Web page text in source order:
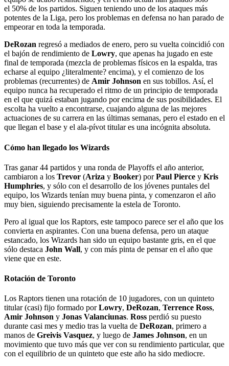
el 50% de los partidos. Siguen teniendo uno de los ataques más
potentes de la Liga, pero los problemas en defensa no han parado de
empeorar en toda la temporada.
DeRozan regresó a mediados de enero, pero su vuelta coincidió con
el bajón de rendimiento de Lowry, que apenas ha jugado en este
final de temporada (mezcla de problemas físicos en la espalda, tras
echarse al equipo ¿literalmente? encima), y el comienzo de los
problemas (recurrentes) de Amir Johnson en sus tobillos. Así, el
equipo nunca ha recuperado el ritmo de un principio de temporada
en el que quizá estaban jugando por encima de sus posibilidades. El
escolta ha vuelto a encontrarse, cuajando alguna de las mejores
actuaciones de su carrera en las últimas semanas, pero el estado en el
que llegan el base y el ala-pívot titular es una incógnita absoluta.
Cómo han llegado los Wizards
Tras ganar 44 partidos y una ronda de Playoffs el año anterior,
cambiaron a los Trevor (Ariza y Booker) porPaul Pierce y Kris
Humphries, y sólo con el desarrollo de los jóvenes puntales del
equipo, los Wizards tenían muy buena pinta, y comenzaron el año
muy bien, siguiendo precisamente la estela de Toronto.
Pero al igual que los Raptors, este tampoco parece ser el año que los
convierta en aspirantes. Con una buena defensa, pero un ataque
estancado, los Wizards han sido un equipo bastante gris, en el que
sólo destaca John Wall, y con más pinta de pensar en el año que
viene que en este.
Rotación de Toronto
Los Raptors tienen una rotación de 10 jugadores, con un quinteto
titular (casi) fijo formado porLowry, DeRozan, Terrence Ross,
Amir Johnson y Jonas Valanciunas. Ross perdió su puesto
durante casi mes y medio tras la vuelta de DeRozan, primero a
manos de Greivis Vasquez, y luego de James Johnson, en un
movimiento que tuvo más que ver con su rendimiento particular, que
con el equilibrio de un quinteto que este año ha sido mediocre.